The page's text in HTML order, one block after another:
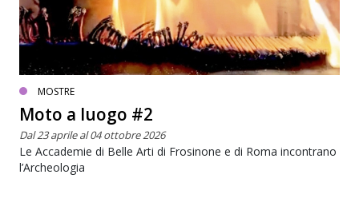
MOSTRE
Moto a luogo #2
Dal 23 aprile al 04 ottobre 2026
Le Accademie di Belle Arti di Frosinone e di Roma incontrano
l’Archeologia